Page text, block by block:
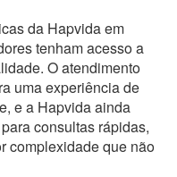
da Hapvida em
tenham acesso a
O atendimento
uma experiência de
e a Hapvida ainda
consultas rápidas,
complexidade que não